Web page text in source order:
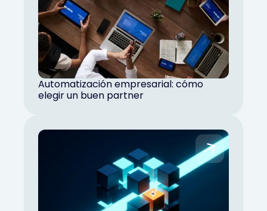
Automatización empresarial: cómo
elegir un buen partner